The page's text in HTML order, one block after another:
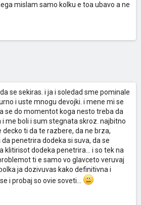
mislam samo kolku e toa ubavo a ne
se sekiras. i ja i soledad sme pominale
i uste mnogu devojki. i mene mi se
se do momentot koga nesto treba da
i me boli i sum stegnata skroz. najbitno
decko ti da te razbere, da ne brza,
penetrira dodeka si suva, da se
klitirisot dodeka penetrira... i so tek na
ti e samo vo glavceto veruvaj
ja dozivuvas kako definitivna i
i probaj so ovie soveti...